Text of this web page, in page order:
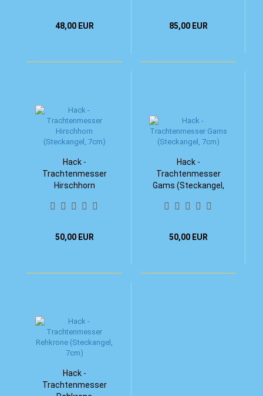
48,00 EUR 85,00 EUR
Hack -
Trachtenmesser
Hirschhorn
50,00 EUR
Hack -
Trachtenmesser
Gams (Steckangel,
50,00 EUR
Hack -
Trachtenmesser